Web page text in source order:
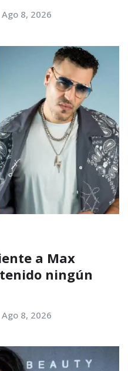
Ago 8, 2026
a Max
ningún
Ago 8, 2026